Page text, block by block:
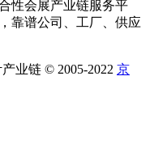
性会展产业链服务平
靠谱公司、工厂、供应
业链 © 2005-2022 京